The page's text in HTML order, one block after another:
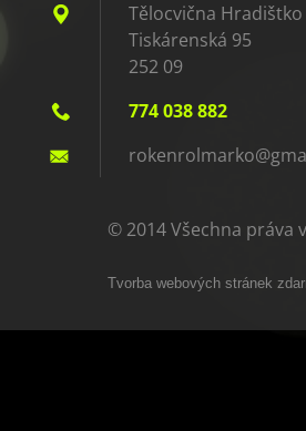
Tělocvična Hradištko
Tiskárenská 95
252 09
774 038 882
rokenrolmarko@gm
© 2014 Všechna práva
Tvorba webových stránek